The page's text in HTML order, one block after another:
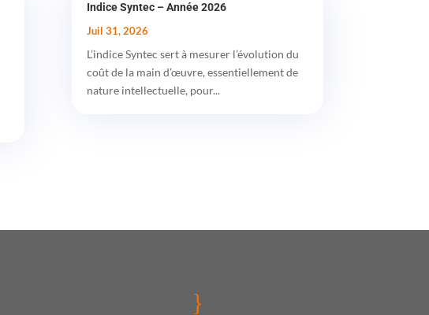
Indice Syntec – Année 2026
Juil 31, 2026
L’indice Syntec sert à mesurer l’évolution du
coût de la main d’œuvre, essentiellement de
nature intellectuelle, pour...
}